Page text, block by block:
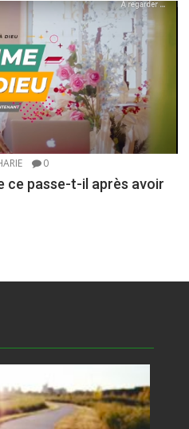
0
ce passe-t-il après avoir